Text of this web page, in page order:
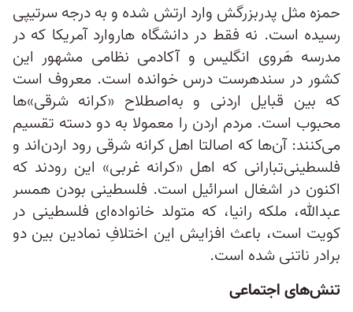
حمزه مثل پدربزرگش وارد ارتش شده و به درجه سرتیپی
رسیده است. نه فقط در دانشگاه هاروارد آمریکا که در
مدرسه هَروی انگلیس و آکادمی نظامی مشهور این
کشور در سندهرست درس خوانده است. معروف است
که بین قبایل اردنی و به‌اصطلاح «کرانه شرقی»‌ها
محبوب است. مردم اردن را معمولا به دو دسته تقسیم
می‌کنند: آن‌ها که اصالتا اهل کرانه شرقی رود اردن‌اند و
فلسطینی‌تبارانی که اهل «کرانه غربی» این رودند که
اکنون در اشغال اسرائیل است. فلسطینی بودن همسر
عبدالله، ملکه رانیا، که متولد خانواده‌ای فلسطینی در
کویت است، باعث افزایش این اختلافِ نمادین بین دو
برادر ناتنی شده است.
تنش‌های اجتماعی